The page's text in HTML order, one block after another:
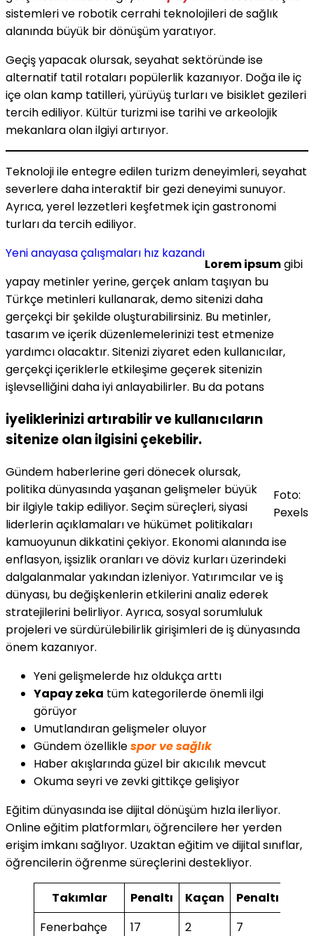
sistemleri ve robotik cerrahi teknolojileri de sağlık
alanında büyük bir dönüşüm yaratıyor.
Geçiş yapacak olursak, seyahat sektöründe ise
alternatif tatil rotaları popülerlik kazanıyor. Doğa ile iç
içe olan kamp tatilleri, yürüyüş turları ve bisiklet gezileri
tercih ediliyor. Kültür turizmi ise tarihi ve arkeolojik
mekanlara olan ilgiyi artırıyor.
Teknoloji ile entegre edilen turizm deneyimleri, seyahat
severlere daha interaktif bir gezi deneyimi sunuyor.
Ayrıca, yerel lezzetleri keşfetmek için gastronomi
turları da tercih ediliyor.
Yeni anayasa çalışmaları hız kazandı
Lorem ipsumgibi
yapay metinler yerine, gerçek anlam taşıyan bu
Türkçe metinleri kullanarak, demo sitenizi daha
gerçekçi bir şekilde oluşturabilirsiniz. Bu metinler,
tasarım ve içerik düzenlemelerinizi test etmenize
yardımcı olacaktır. Sitenizi ziyaret eden kullanıcılar,
gerçekçi içeriklerle etkileşime geçerek sitenizin
işlevselliğini daha iyi anlayabilirler. Bu da potans
iyeliklerinizi artırabilir ve kullanıcıların
sitenize olan ilgisini çekebilir.
Foto:
Pexels
Gündem haberlerine geri dönecek olursak,
politika dünyasında yaşanan gelişmeler büyük
bir ilgiyle takip ediliyor. Seçim süreçleri, siyasi
liderlerin açıklamaları ve hükümet politikaları
kamuoyunun dikkatini çekiyor. Ekonomi alanında ise
enflasyon, işsizlik oranları ve döviz kurları üzerindeki
dalgalanmalar yakından izleniyor. Yatırımcılar ve iş
dünyası, bu değişkenlerin etkilerini analiz ederek
stratejilerini belirliyor. Ayrıca, sosyal sorumluluk
projeleri ve sürdürülebilirlik girişimleri de iş dünyasında
önem kazanıyor.
Yeni gelişmelerde hız oldukça arttı
Yapay zeka tüm kategorilerde önemli ilgi
görüyor
Umutlandıran gelişmeler oluyor
Gündem özelliklespor ve sağlık
Haber akışlarında güzel bir akıcılık mevcut
Okuma seyri ve zevki gittikçe gelişiyor
Eğitim dünyasında ise dijital dönüşüm hızla ilerliyor.
Online eğitim platformları, öğrencilere her yerden
erişim imkanı sağlıyor. Uzaktan eğitim ve dijital sınıflar,
öğrencilerin öğrenme süreçlerini destekliyor.
Takımlar Penaltı Kaçan Penaltı
Fenerbahçe
17 2 7